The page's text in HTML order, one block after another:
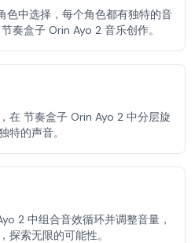
色中选择，每个角色都有独特的音
奏盒子 Orin Ayo 2 音乐创作。
在 节奏盒子 Orin Ayo 2 中分层旋
特的声音。
2 中组合音效循环并调整音量，
探索无限的可能性。